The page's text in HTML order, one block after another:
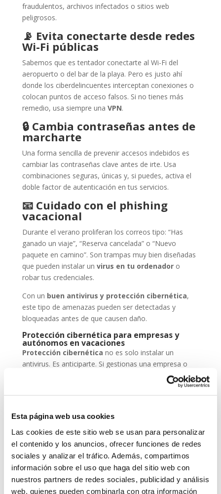
Esta página web usa cookies
Las cookies de este sitio web se usan para personalizar
el contenido y los anuncios, ofrecer funciones de redes
sociales y analizar el tráfico. Además, compartimos
información sobre el uso que haga del sitio web con
nuestros partners de redes sociales, publicidad y análisis
web, quienes pueden combinarla con otra información
fraudulentos, archivos infectados o sitios web
peligrosos.
📡 Evita conectarte desde redes
Wi-Fi públicas
Sabemos que es tentador conectarte al Wi-Fi del
aeropuerto o del bar de la playa. Pero es justo ahí
donde los ciberdelincuentes interceptan conexiones o
colocan puntos de acceso falsos. Si no tienes más
remedio, usa siempre una VPN.
🔒Cambia contraseñas antes de
marcharte
Una forma sencilla de prevenir accesos indebidos es
cambiar las contraseñas clave antes de irte. Usa
combinaciones seguras, únicas y, si puedes, activa el
doble factor de autenticación en tus servicios.
📧Cuidado con el phishing
vacacional
Durante el verano proliferan los correos tipo: “Has
ganado un viaje”, “Reserva cancelada” o “Nuevo
paquete en camino”. Son trampas muy bien diseñadas
que pueden instalar un virus en tu ordenadoro
robar tus credenciales.
Con un buen antivirus y protección cibernética,
este tipo de amenazas pueden ser detectadas y
bloqueadas antes de que causen daño.
Protección cibernética para empresas y
autónomos en vacaciones
Protección cibernética no es solo instalar un
antivirus. Es anticiparte. Si gestionas una empresa o
eres autónomo, deja tus sistemas configurados para
trabajar en remoto de forma segura, mantén backups
actualizados y asegúrate de que tu antivirus está al día.
En System Network Communication, trabajamos cada
día con autónomos y pymes que confían su seguridad
, porque entienden que un
ataque en vacaciones puede suponer una pérdida de
datos, ingresos y reputación.
En System Network Communication, trabajamos cada
día con autónomos y pymes que confían su seguridad